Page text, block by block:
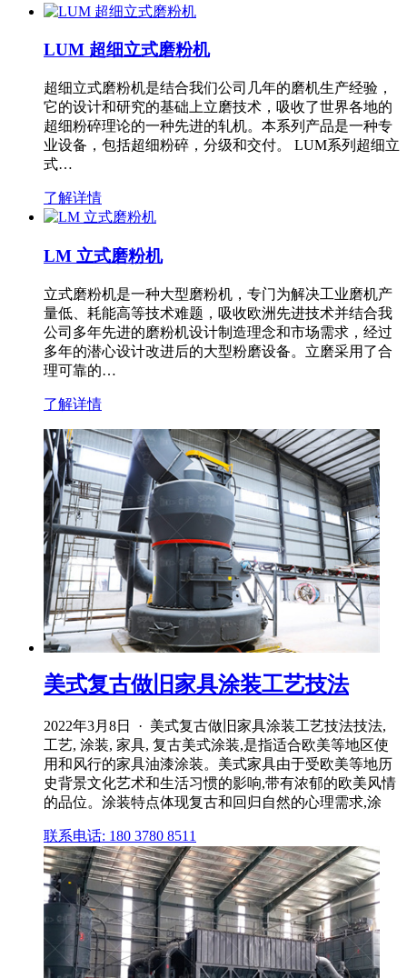
LUM 超细立式磨粉机
超细立式磨粉机是结合我们公司几年的磨机生产经验，
它的设计和研究的基础上立磨技术，吸收了世界各地的
超细粉碎理论的一种先进的轧机。本系列产品是一种专
业设备，包括超细粉碎，分级和交付。 LUM系列超细立
式…
了解详情
LM 立式磨粉机
立式磨粉机是一种大型磨粉机，专门为解决工业磨机产
量低、耗能高等技术难题，吸收欧洲先进技术并结合我
公司多年先进的磨粉机设计制造理念和市场需求，经过
多年的潜心设计改进后的大型粉磨设备。立磨采用了合
理可靠的…
了解详情
美式复古做旧家具涂装工艺技法
2022年3月8日 · 美式复古做旧家具涂装工艺技法技法,
工艺, 涂装, 家具, 复古美式涂装,是指适合欧美等地区使
用和风行的家具油漆涂装。美式家具由于受欧美等地历
史背景文化艺术和生活习惯的影响,带有浓郁的欧美风情
的品位。涂装特点体现复古和回归自然的心理需求,涂
联系电话: 180 3780 8511